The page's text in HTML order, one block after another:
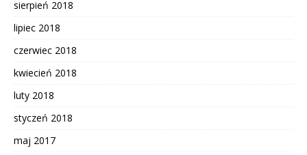
sierpień 2018
lipiec 2018
czerwiec 2018
kwiecień 2018
luty 2018
styczeń 2018
maj 2017